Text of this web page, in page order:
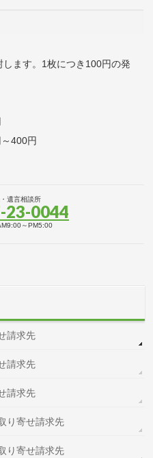
ます。1枚につき100円の発
400円
遺言相談所
23-0044
～PM5:00
請求先
請求先
請求先
り寄せ請求先
り寄せ請求先